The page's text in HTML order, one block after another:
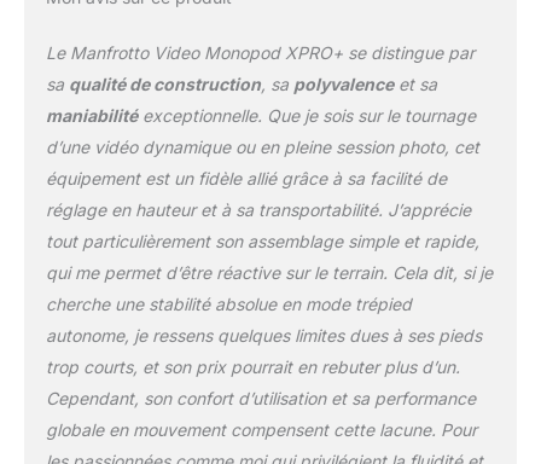
monopode, éliminant
saccadés indésirables
PRATIQUE : l'appareil se
met en marche
rapidement grâce au
système de verrouillage
latéral, le monopode est
équipé d'Easy Link pour
connecter des
accessoires, et d'une
plaque Manfrotto
500PLONG
Le Manfrotto Video Monopod XPRO+ se distingue par
sa qualité de construction, sa polyvalenceet sa
maniabilitéexceptionnelle. Que je sois sur le tournage
d’une vidéo dynamique ou en pleine session photo, cet
équipement est un fidèle allié grâce à sa facilité de
réglage en hauteur et à sa transportabilité. J’apprécie
tout particulièrement son assemblage simple et rapide,
qui me permet d’être réactive sur le terrain. Cela dit, si je
cherche une stabilité absolue en mode trépied
autonome, je ressens quelques limites dues à ses pieds
trop courts, et son prix pourrait en rebuter plus d’un.
Cependant, son confort d’utilisation et sa performance
globale en mouvement compensent cette lacune. Pour